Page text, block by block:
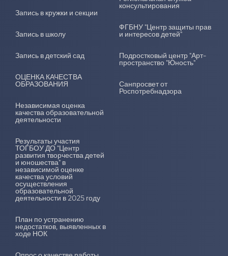
Запись в кружки и секции
Запись в школу
Запись в детский сад
ОЦЕНКА КАЧЕСТВА
ОБРАЗОВАНИЯ
Независимая оценка
качества образовательной
деятельности
Результаты участия
ТОГБОУ ДО "Центр
развития творчества детей
и юношества" в
независимой оценке
качества условий
осуществления
образовательной
деятельности в 2025 году
План по устранению
недостатков, выявленных в
ходе НОК
консультирования
ФГБНУ "Центр защиты прав
и интересов детей"
Подростковый центр "Арт-
пространство "Юность"
Санпросвет от
Роспотребнадзора